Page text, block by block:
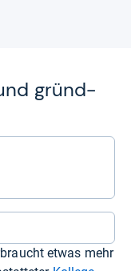
gründ­
etwas mehr